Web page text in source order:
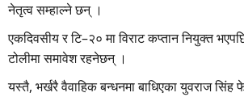
नेतृत्व सम्हाल्ने छन् ।
एकदिवसीय र टि–२० मा विराट कप्तान नियुक्त
टोलीमा समावेश रहनेछन् ।
यस्तै, भर्खरै वैवाहिक बन्धनमा बाधिएका युवराज सिंह